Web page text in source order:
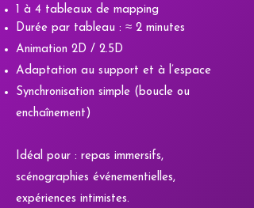
1 à 4 tableaux de mapping
Durée par tableau : ≈ 2 minutes
Animation 2D / 2.5D
Adaptation au support et à l’espace
Synchronisation simple (boucle ou
enchaînement)
Idéal pour : repas immersifs,
scénographies événementielles,
expériences intimistes.